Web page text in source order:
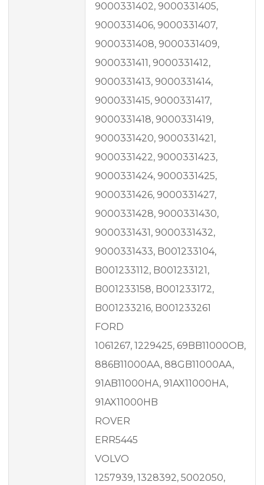
9000331402, 9000331405,
9000331406, 9000331407,
9000331408, 9000331409,
9000331411, 9000331412,
9000331413, 9000331414,
9000331415, 9000331417,
9000331418, 9000331419,
9000331420, 9000331421,
9000331422, 9000331423,
9000331424, 9000331425,
9000331426, 9000331427,
9000331428, 9000331430,
9000331431, 9000331432,
9000331433, B001233104,
B001233112, B001233121,
B001233158, B001233172,
B001233216, B001233261
FORD
1061267, 1229425, 69BB11000OB,
886B11000AA, 88GB11000AA,
91AB11000HA, 91AX11000HA,
91AX11000HB
ROVER
ERR5445
VOLVO
1257939, 1328392, 5002050,